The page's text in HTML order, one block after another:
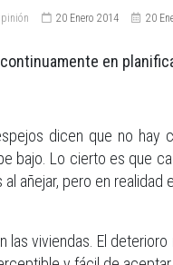
20 Enero 2014 20
en
dicen que no hay
bajo. Lo cierto es que
añejar, pero en realidad
las viviendas. El